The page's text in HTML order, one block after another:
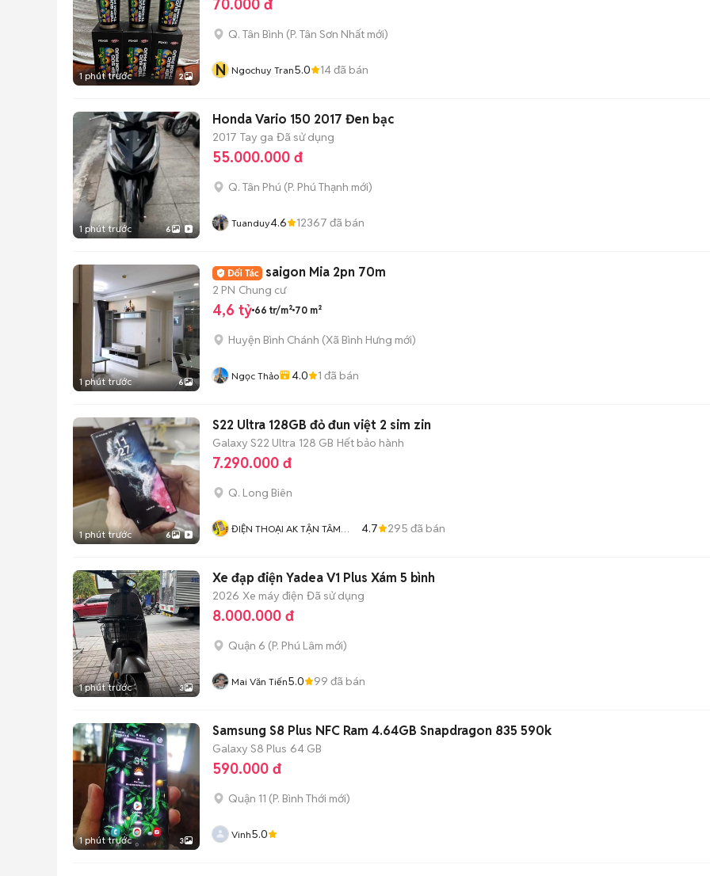
1 phút trước 2
70.000 đ
Q. Tân Bình (P. Tân Sơn Nhất mới)
N Ngochuy Tran5.0 14đã bán
1 phút trước 6
Honda Vario 150 2017 Đen bạc
2017 Tay ga Đã sử dụng
55.000.000 đ
Q. Tân Phú (P. Phú Thạnh mới)
Tuanduy4.6 12367 đã bán
1 phút trước 6
saigon Mia 2pn 70m
2 PN Chung cư
4,6 tỷ 66 tr/m² 70 m²
Huyện Bình Chánh (Xã Bình Hưng mới)
Ngọc Thảo 4.0 1 đã bán
1 phút trước 6
S22 Ultra 128GB đỏ đun việt 2 sim zin
Galaxy S22 Ultra 128 GB Hết bảo hành
7.290.000 đ
Q. Long Biên
ĐIỆN THOẠI AK TẬN TÂM
4.7 295 đã bán
1 phút trước 3
Xe đạp điện Yadea V1 Plus Xám 5 bình
2026 Xe máy điện Đã sử dụng
8.000.000 đ
Quận 6 (P. Phú Lâm mới)
Mai Văn Tiến5.0 99 đã bán
1 phút trước 3
Samsung S8 Plus NFC Ram 4.64GB Snapdragon 835 590k
Galaxy S8 Plus 64 GB
590.000 đ
Quận 11 (P. Bình Thới mới)
Vinh5.0